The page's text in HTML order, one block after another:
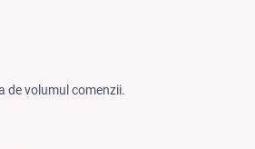
de volumul comenzii.